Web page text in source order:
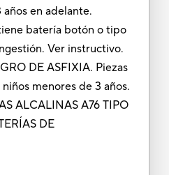
en adelante.
batería botón o tipo
Ver instructivo.
DE ASFIXIA. Piezas
menores de 3 años.
ALCALINAS A76 TIPO
DE